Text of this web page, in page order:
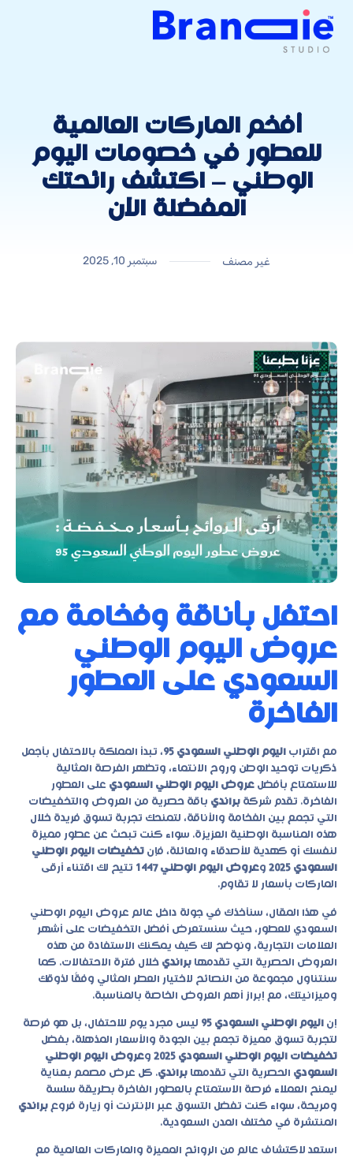
أفخم الماركات العالمية
للعطور في خصومات اليوم
الوطني – اكتشف رائحتك
المفضلة الآن
غير مصنف سبتمبر 10, 2025
احتفل بأناقة وفخامة مع
عروض اليوم الوطني
السعودي على العطور
الفاخرة
مع اقتراب اليوم الوطني السعودي 95
، تبدأ المملكة بالاحتفال بأجمل
ذكريات توحيد الوطن وروح الانتماء، وتظهر الفرصة المثالية
للاستمتاع بأفضل عروض اليوم الوطني السعودي على العطور
الفاخرة. تقدم شركة براندي باقة حصرية من العروض والتخفيضات
التي تجمع بين الفخامة والأناقة، لتمنحك تجربة تسوق فريدة خلال
هذه المناسبة الوطنية العزيزة. سواء كنت تبحث عن عطور مميزة
لنفسك أو كهدية للأصدقاء والعائلة، فإن تخفيضات اليوم الوطني
السعودي 2025
وعروض اليوم الوطني 1447
تتيح لك اقتناء أرقى
الماركات بأسعار لا تقاوم.
في هذا المقال، سنأخذك في جولة داخل عالم عروض اليوم الوطني
السعودي للعطور، حيث سنستعرض أفضل التخفيضات على أشهر
العلامات التجارية، ونوضح لك كيف يمكنك الاستفادة من هذه
العروض الحصرية التي تقدمها براندي خلال فترة الاحتفالات. كما
سنتناول مجموعة من النصائح لاختيار العطر المثالي وفقًا لذوقك
وميزانيتك، مع إبراز أهم العروض الخاصة بالمناسبة.
إن اليوم الوطني السعودي 95
ليس مجرد يوم للاحتفال، بل هو فرصة
لتجربة تسوق مميزة تجمع بين الجودة والأسعار المذهلة، بفضل
تخفيضات اليوم الوطني السعودي 2025
وعروض اليوم الوطني
السعودي الحصرية التي تقدمها براندي. كل عرض مصمم بعناية
ليمنح العملاء فرصة الاستمتاع بالعطور الفاخرة بطريقة سلسة
ومريحة، سواء كنت تفضل التسوق عبر الإنترنت أو زيارة فروع براندي
المنتشرة في مختلف المدن السعودية.
استعد لاكتشاف عالم من الروائح المميزة والماركات العالمية مع